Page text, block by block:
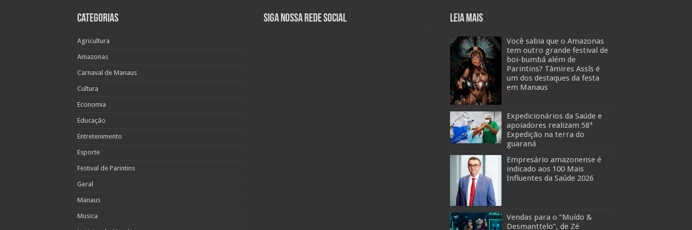
Categorias
Agricultura
Amazonas
Carnaval de Manaus
Cultura
Economia
Educação
Entretenimento
Esporte
Festival de Parintins
Geral
Manaus
Musica
Siga nossa rede social Leia mais
Você sabia que o Amazonas
tem outro grande festival de
boi-bumbá além de
Parintins? Tàmires Assîs é
um dos destaques da festa
em Manaus
Expedicionários da Saúde e
apoiadores realizam 58ª
Expedição na terra do
guaraná
Empresário amazonense é
indicado aos 100 Mais
Influentes da Saúde 2026
Vendas para o “Muído &
Desmanttelo”, de Zé